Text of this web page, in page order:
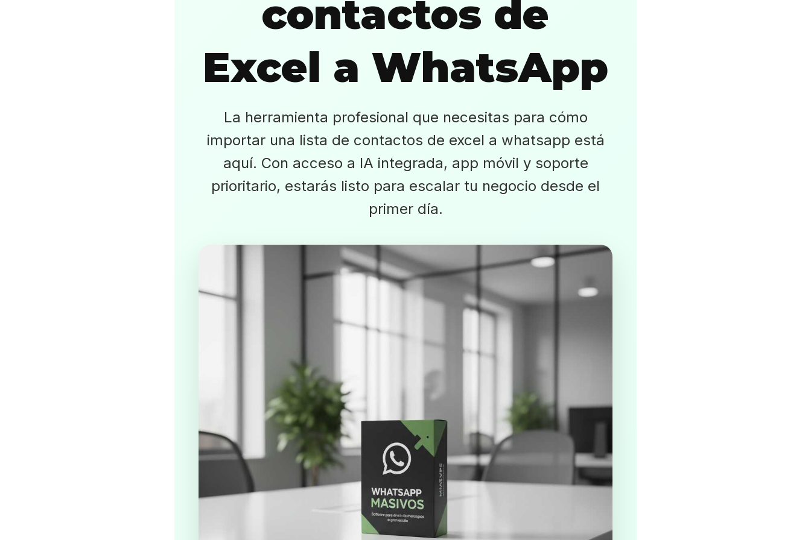
contactos de
Excel a WhatsApp
La herramienta profesional que necesitas para cómo
importar una lista de contactos de excel a whatsapp está
aquí. Con acceso a IA integrada, app móvil y soporte
prioritario, estarás listo para escalar tu negocio desde el
primer día.